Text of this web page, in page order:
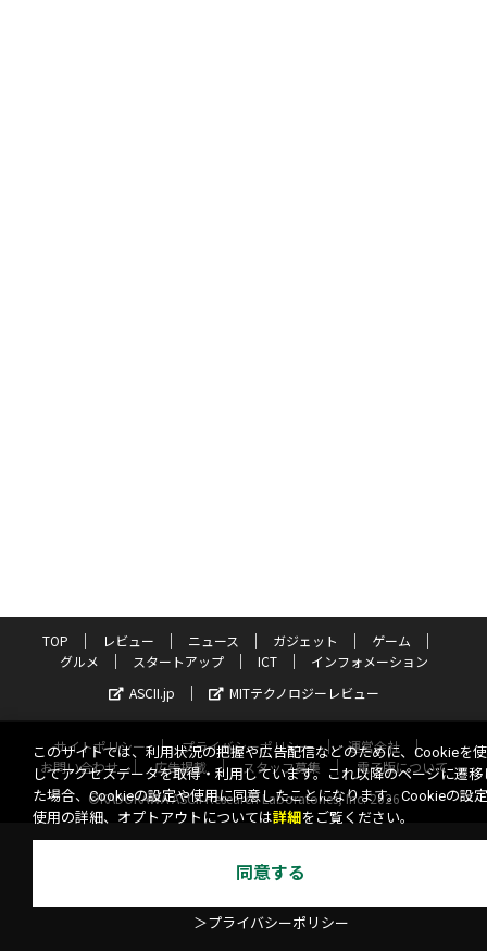
TOP レビュー ニュース ガジェット
ゲーム
グルメ
スタートアップ ICT
インフォメーション
ASCII.jp
MITテクノロジーレビュー
サイトポリシー プライバシーポリシー
運営会社
お問い合わせ
広告掲載 スタッフ募集
電子版について
©KADOKAWA ASCII Research Laboratories, Inc. 2026
このサイトでは、利用状況の把握や広告配信などのために、Cookieを
してアクセスデータを取得・利用しています。これ以降のページに遷移
た場合、Cookieの設定や使用に同意したことになります。Cookieの設
使用の詳細、オプトアウトについては詳細 をご覧ください。
同意する
＞プライバシーポリシー